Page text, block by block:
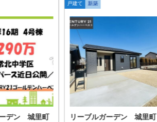
デン 城里町
戸建て 新築
リーブルガーデン 城里町